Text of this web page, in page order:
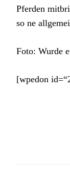
Pferden
so ne
Foto: Wurde
[wpedon